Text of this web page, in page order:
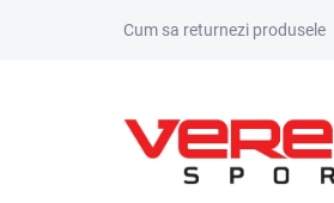
Cum sa returnezi produsele